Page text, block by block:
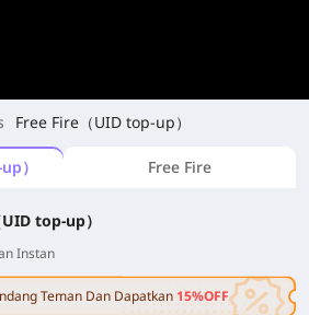
Free Fire（UID top-up）
） Free Fire
top-up）
Instan
Teman Dan Dapatkan 15%OFF